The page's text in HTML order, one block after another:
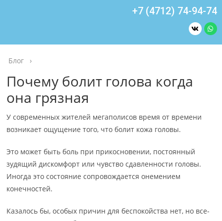
+7 (4712) 74-94-74
Блог ›
Почему болит голова когда
она грязная
У современных жителей мегаполисов время от времени
возникает ощущение того, что болит кожа головы.
Это может быть боль при прикосновении, постоянный
зудящий дискомфорт или чувство сдавленности головы.
Иногда это состояние сопровождается онемением
конечностей.
Казалось бы, особых причин для беспокойства нет, но все-